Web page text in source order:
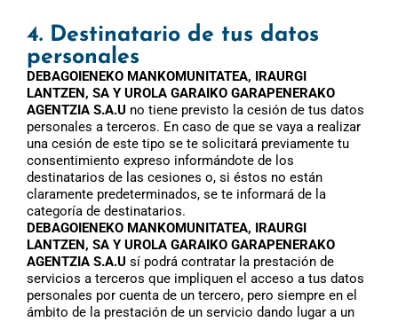
4. Destinatario de tus datos
personales
DEBAGOIENEKO MANKOMUNITATEA, IRAURGI
LANTZEN, SA Y UROLA GARAIKO GARAPENERAKO
AGENTZIA S.A.U no tiene previsto la cesión de tus datos
personales a terceros. En caso de que se vaya a realizar
una cesión de este tipo se te solicitará previamente tu
consentimiento expreso informándote de los
destinatarios de las cesiones o, si éstos no están
claramente predeterminados, se te informará de la
categoría de destinatarios.
DEBAGOIENEKO MANKOMUNITATEA, IRAURGI
LANTZEN, SA Y UROLA GARAIKO GARAPENERAKO
AGENTZIA S.A.U sí podrá contratar la prestación de
servicios a terceros que impliquen el acceso a tus datos
personales por cuenta de un tercero, pero siempre en el
ámbito de la prestación de un servicio dando lugar a un